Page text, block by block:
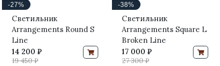
-27%
Светильник
Arrangements Round S
Line
14 200 ₽
19 450 ₽
-38%
Светильник
Arrangements Square L
Broken Line
17 000 ₽
27 300 ₽